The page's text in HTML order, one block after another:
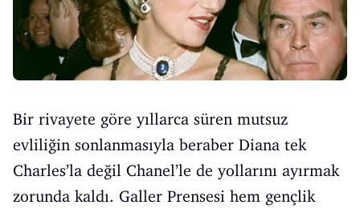
Bir rivayete göre yıllarca süren mutsuz
evliliğin sonlanmasıyla beraber Diana tek
Charles’la değil Chanel’le de yollarını ayırmak
zorunda kaldı. Galler Prensesi hem gençlik